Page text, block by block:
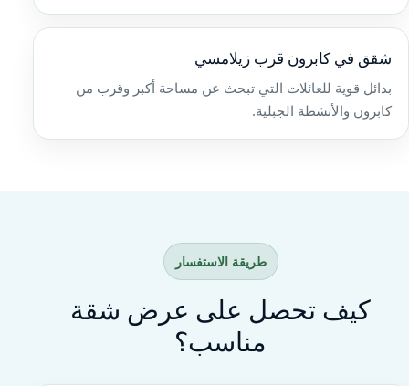
شقق في كابرون قرب زيلامسي
بدائل قوية للعائلات التي تبحث عن مساحة أكبر وقرب من
كابرون والأنشطة الجبلية.
طريقة الاستفسار
كيف تحصل على عرض شقة
مناسب؟